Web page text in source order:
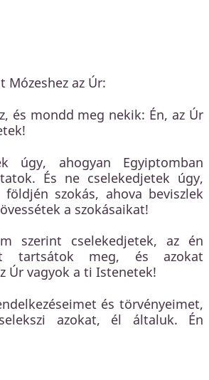
Mózeshez az Úr:
és mondd meg nekik: Én, az Úr
úgy, ahogyan Egyiptomban
És ne cselekedjetek úgy,
földjén szokás, ahova beviszlek
a szokásaikat!
szerint cselekedjetek, az én
tartsátok meg, és azokat
Úr vagyok a ti Istenetek!
és törvényeimet,
azokat, él általuk. Én